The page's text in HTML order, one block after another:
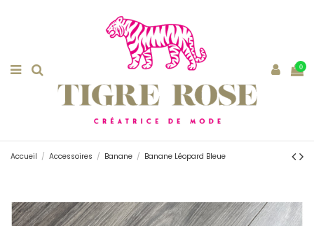
0
Accueil Accessoires Banane Banane Léopard Bleue